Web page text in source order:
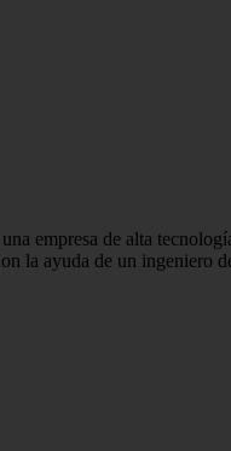
empresa de alta
ayuda de un ingeniero